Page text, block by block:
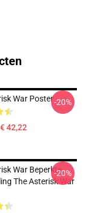
War Poster
42,22
-20%
War Beperkte
The Asterisk War
-20%